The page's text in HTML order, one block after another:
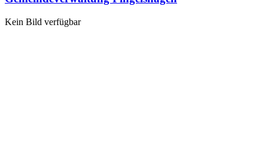
Kein Bild verfügbar